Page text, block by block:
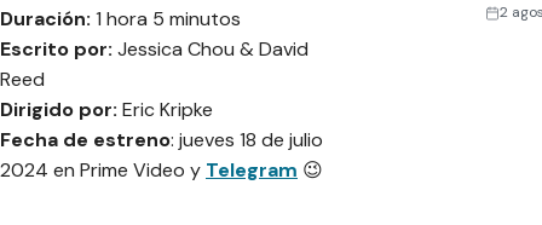
Duración: 1 hora 5 minutos
Escrito por: Jessica Chou & David
Reed
Dirigido por: Eric Kripke
Fecha de estreno: jueves 18 de julio
2024 en Prime Video y Telegram 😉
2